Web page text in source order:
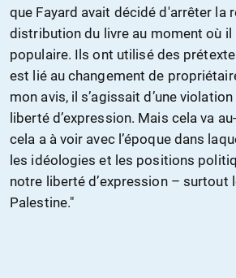
que Fayard avait décidé d'arrêter la
distribution du livre au moment où il
populaire. Ils ont utilisé des
est lié au changement de
mon avis, il s’agissait d’une
liberté d’expression. Mais cela va
cela a à voir avec l’époque dans
les idéologies et les positions
notre liberté d’expression – surtout
Palestine."